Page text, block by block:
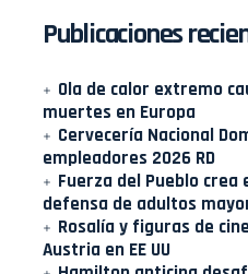
Publicaciones
Ola de calor extremo
muertes en Europa
Cervecería Nacional
empleadores 2026 RD
Fuerza del Pueblo crea
defensa de adultos
Rosalía y figuras de
Austria en EE UU